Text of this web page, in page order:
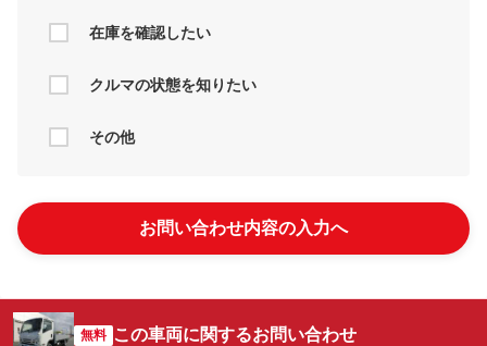
在庫を確認したい
クルマの状態を知りたい
その他
お問い合わせ内容の入力へ
無料 この車両に関するお問い合わせ